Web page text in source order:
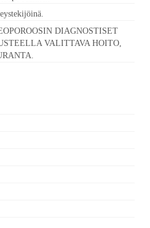
DIAGNOSTISET
VALITTAVA HOITO,